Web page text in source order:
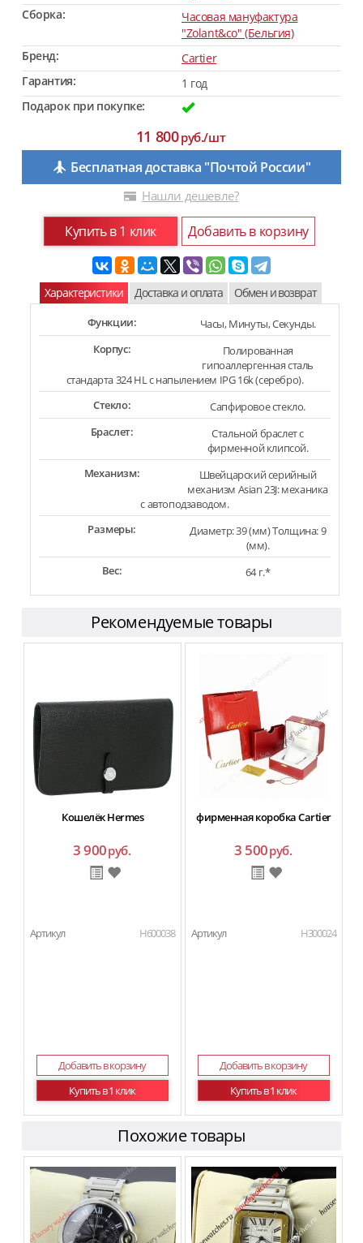
Сборка:
Часовая мануфактура
"Zolant&co" (Бельгия)
Бренд:
Cartier
Гарантия:
1 год
Подарок при покупке:
11 800руб./шт
Бесплатная доставка "Почтой России"
Нашли дешевле?
Купить в 1 клик Добавить в корзину
Характеристики Доставка и оплата Обмен и возврат
Функции:
Часы, Минуты, Секунды.
Корпус:
Полированная
гипоаллергенная сталь
стандарта 324 HL с напылением IPG 16k (серебро).
Стекло:
Сапфировое стекло.
Браслет:
Стальной браслет с
фирменной клипсой.
Механизм:
Швейцарский серийный
механизм Asian 23J: механика
с автоподзаводом.
Размеры:
Диаметр: 39 (мм) Толщина: 9
(мм).
Вес:
64 г.*
Рекомендуемые товары
Кошелёк Hermes
3 900руб.
Артикул H600038
Добавить в корзину
Купить в 1 клик
фирменная коробка Cartier
3 500руб.
Артикул H300024
Добавить в корзину
Купить в 1 клик
Похожие товары